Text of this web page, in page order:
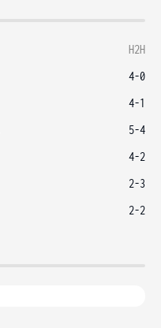
H2H
4-0
4-1
5-4
4-2
2-3
2-2